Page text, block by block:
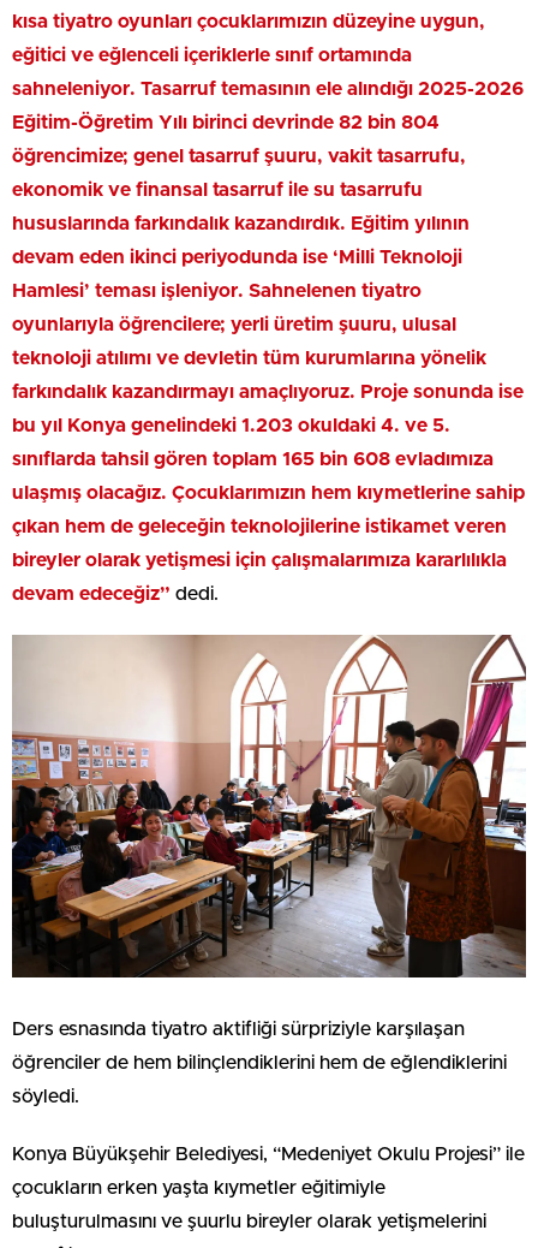
kısa tiyatro oyunları çocuklarımızın düzeyine uygun,
eğitici ve eğlenceli içeriklerle sınıf ortamında
sahneleniyor. Tasarruf temasının ele alındığı 2025-2026
Eğitim-Öğretim Yılı birinci devrinde 82 bin 804
öğrencimize; genel tasarruf şuuru, vakit tasarrufu,
ekonomik ve finansal tasarruf ile su tasarrufu
hususlarında farkındalık kazandırdık. Eğitim yılının
devam eden ikinci periyodunda ise ‘Milli Teknoloji
Hamlesi’ teması işleniyor. Sahnelenen tiyatro
oyunlarıyla öğrencilere; yerli üretim şuuru, ulusal
teknoloji atılımı ve devletin tüm kurumlarına yönelik
farkındalık kazandırmayı amaçlıyoruz. Proje sonunda ise
bu yıl Konya genelindeki 1.203 okuldaki 4. ve 5.
sınıflarda tahsil gören toplam 165 bin 608 evladımıza
ulaşmış olacağız. Çocuklarımızın hem kıymetlerine sahip
çıkan hem de geleceğin teknolojilerine istikamet veren
bireyler olarak yetişmesi için çalışmalarımıza kararlılıkla
devam edeceğiz” dedi.
Ders esnasında tiyatro aktifliği sürpriziyle karşılaşan
öğrenciler de hem bilinçlendiklerini hem de eğlendiklerini
söyledi.
Konya Büyükşehir Belediyesi, “Medeniyet Okulu Projesi” ile
çocukların erken yaşta kıymetler eğitimiyle
buluşturulmasını ve şuurlu bireyler olarak yetişmelerini